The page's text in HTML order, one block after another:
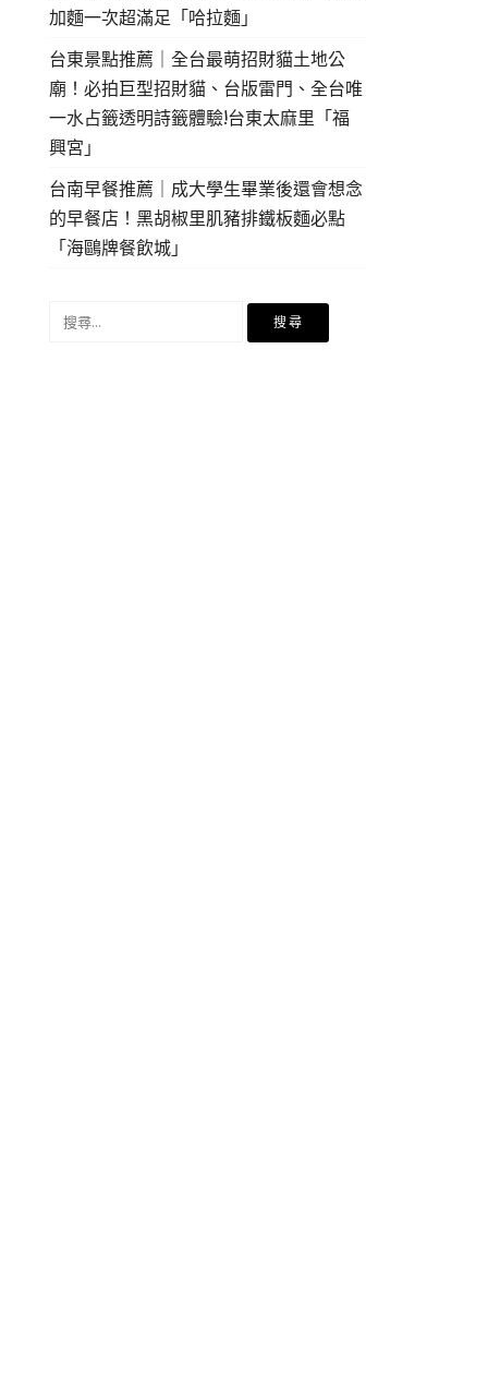
加麵一次超滿足「哈拉麵」
台東景點推薦｜全台最萌招財貓土地公
廟！必拍巨型招財貓、台版雷門、全台唯
一水占籤透明詩籤體驗!台東太麻里「福
興宮」
台南早餐推薦｜成大學生畢業後還會想念
的早餐店！黑胡椒里肌豬排鐵板麵必點
「海鷗牌餐飲城」